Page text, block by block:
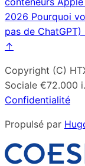
2026 Pourquoi
pas de ChatGPT)
↑
Copyright (C)
Sociale €72.000
Confidentialité
Propulsé par